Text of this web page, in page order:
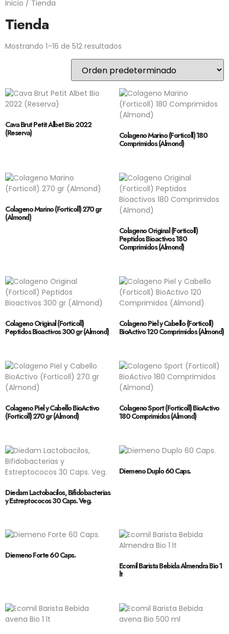
Inicio / Tienda
Tienda
Mostrando 1–16 de 512 resultados
Cava Brut Petit Albet Bio 2022
(Reserva)
Colageno Marino (Forticoll) 180
Comprimidos (Almond)
Colageno Marino (Forticoll) 270 gr
(Almond)
Colageno Original (Forticoll)
Peptidos Bioactivos 180
Comprimidos (Almond)
Colageno Original (Forticoll)
Peptidos Bioactivos 300 gr (Almond)
Colageno Piel y Cabello (Forticoll)
BioActivo 120 Comprimidos (Almond)
Colageno Piel y Cabello BioActivo
(Forticoll) 270 gr (Almond)
Colageno Sport (Forticoll) BioActivo
180 Comprimidos (Almond)
Diedam Lactobacilos, Bifidobacterias
y Estreptococos 30 Caps. Veg.
Diemeno Duplo 60 Caps.
Diemeno Forte 60 Caps.
Ecomil Barista Bebida Almendra Bio 1
lt